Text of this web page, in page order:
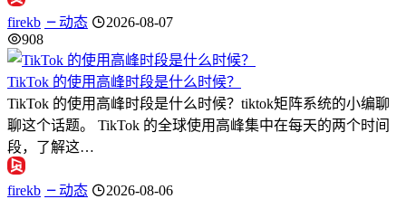
firekb 动态
2026-08-07
908
TikTok 的使用高峰时段是什么时候？
TikTok 的使用高峰时段是什么时候？tiktok矩阵系统的小编聊
聊这个话题。 TikTok 的全球使用高峰集中在每天的两个时间
段，了解这…
firekb 动态
2026-08-06